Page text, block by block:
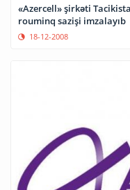
«Azercell» şirkəti
rouminq sazişi imzalayıb
18-12-2008